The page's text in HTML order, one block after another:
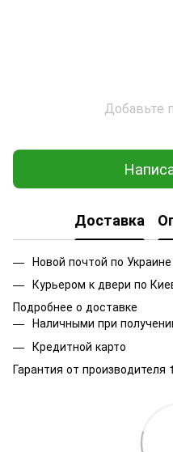
Добавьте
Доставка
Новой почтой по
Курьером к двери по
Подробнее о доставке
Наличными при
Кредитной карто
Гарантия от производителя